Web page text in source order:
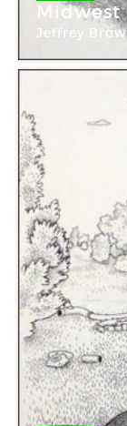
Midwest
Jeffrey